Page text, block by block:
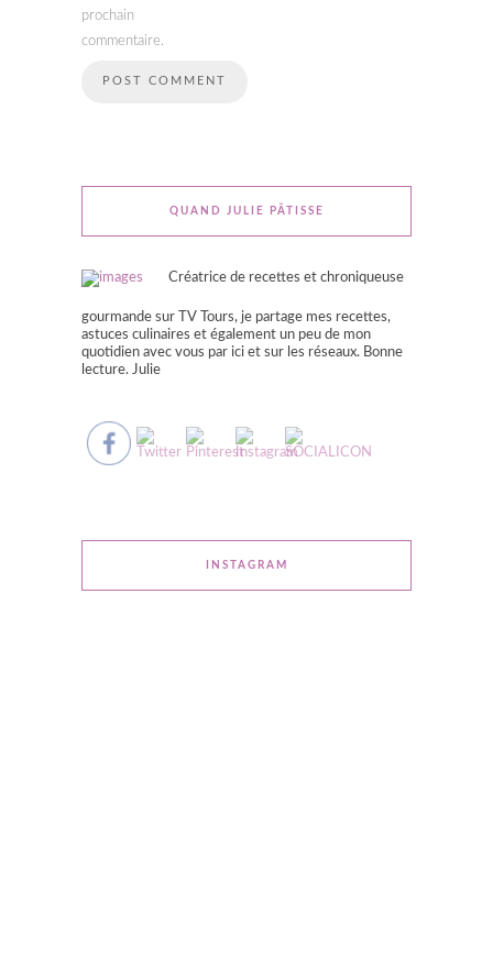
prochain
commentaire.
QUAND JULIE PÂTISSE
Créatrice de recettes et chroniqueuse
gourmande sur TV Tours, je partage mes recettes,
astuces culinaires et également un peu de mon
quotidien avec vous par ici et sur les réseaux. Bonne
lecture. Julie
INSTAGRAM